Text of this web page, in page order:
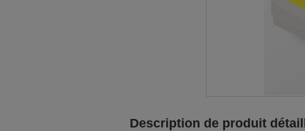
Description de produit